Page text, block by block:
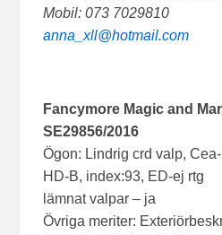
Mobil: 073 7029810
anna_xll@hotmail.com
Fancymore Magic and
SE29856/2016
Ögon: Lindrig crd valp,
HD-B, index:93, ED-ej rtg
lämnat valpar – ja
Övriga meriter: